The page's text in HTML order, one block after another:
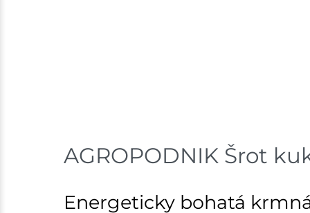
AGROPODNIK Šrot
Energeticky bohatá